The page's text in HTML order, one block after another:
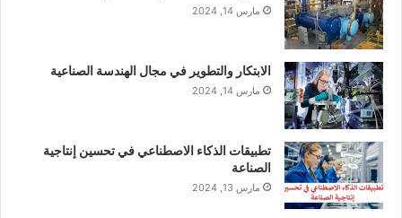
مارس 14, 2024
الابتكار والتطوير في مجال الهندسة الصناعية
مارس 14, 2024
تطبيقات الذكاء الاصطناعي في تحسين إنتاجية
الصناعة
مارس 13, 2024